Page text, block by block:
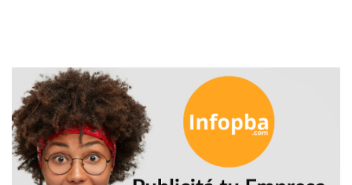
COMPRAR
PROTEÍNA,
CREATINA
Y
PRE
ENTRENO